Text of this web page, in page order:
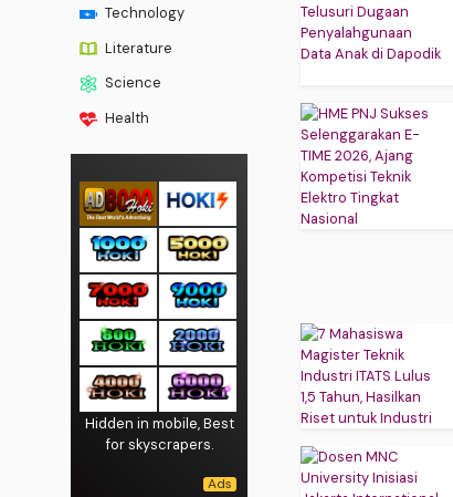
Technology
Literature
Science
Health
Hidden in mobile, Best
for skyscrapers.